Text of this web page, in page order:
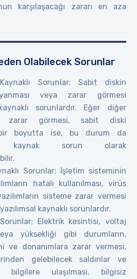
karşılaşacağı zararı en aza
Olabilecek Sorunlar
Sorunlar; Sabit diskin
veya zarar görmesi
sorunlardır. Eğer diğer
zarar görmesi, sabit diski
boyutta ise, bu durum da
kaynak sorun olarak
Sorunlar; İşletim sisteminin
hatalı kullanılması, virüs
sisteme zarar vermesi
kaynaklı sorunlardır.
Sorunlar; Elektrik kesintisi, voltaj
yüksekliği gibi durumların,
ve donanımlara zarar vermesi,
gelebilecek saldırılar ve
bilgilere ulaşılması, bilgisiz